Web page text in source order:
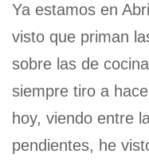
Ya estamos en
visto que priman
sobre las de
siempre tiro a
hoy, viendo entre
pendientes, he